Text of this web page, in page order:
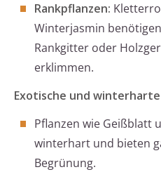
Rankpflanzen:
Winterjasmin
Rankgitter oder
erklimmen.
Exotische und
Pflanzen wie Geißblatt
winterhart und bieten
Begrünung.